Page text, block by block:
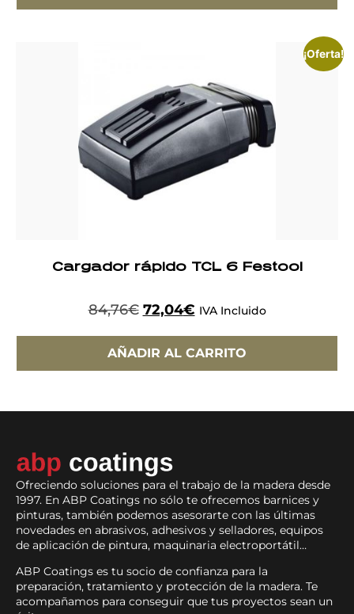
¡Oferta!
Cargador rápido TCL 6 Festool
84,76€ 72,04€ IVA Incluido
AÑADIR AL CARRITO
Ofreciendo soluciones para el trabajo de la madera desde
1997. En ABP Coatings no sólo te ofrecemos barnices y
pinturas, también podemos asesorarte con las últimas
novedades en abrasivos, adhesivos y selladores, equipos
de aplicación de pintura, maquinaria electroportátil…
ABP Coatings es tu socio de confianza para la
preparación, tratamiento y protección de la madera. Te
acompañamos para conseguir que tus proyectos sean un